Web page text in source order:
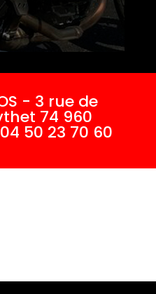
- 3 rue de
74 960
50 23 70 60